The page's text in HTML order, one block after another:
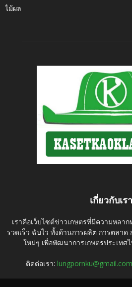
ไม้ผล
เกี่ยวกับเรา
เราคือเว็บไซต์ข่าวเกษตรที่มีความหลา
รวดเร็ว ฉับไว ทั้งด้านการผลิต การตลา
ใหม่ๆ เพื่อพัฒนาการเกษตรประเทศ
ติดต่อเรา: